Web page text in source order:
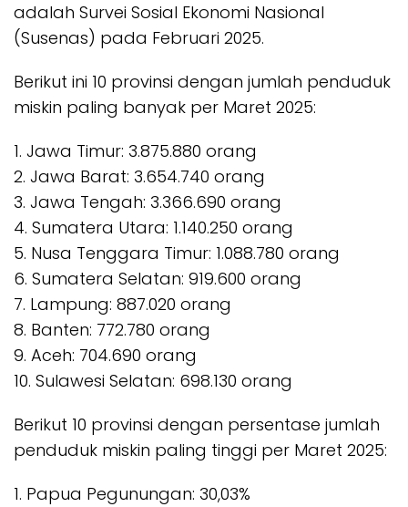
adalah Survei Sosial Ekonomi Nasional
(Susenas) pada Februari 2025.
Berikut ini 10 provinsi dengan jumlah penduduk
miskin paling banyak per Maret 2025:
1. Jawa Timur: 3.875.880 orang
2. Jawa Barat: 3.654.740 orang
3. Jawa Tengah: 3.366.690 orang
4. Sumatera Utara: 1.140.250 orang
5. Nusa Tenggara Timur: 1.088.780 orang
6. Sumatera Selatan: 919.600 orang
7. Lampung: 887.020 orang
8. Banten: 772.780 orang
9. Aceh: 704.690 orang
10. Sulawesi Selatan: 698.130 orang
Berikut 10 provinsi dengan persentase jumlah
penduduk miskin paling tinggi per Maret 2025:
1. Papua Pegunungan: 30,03%